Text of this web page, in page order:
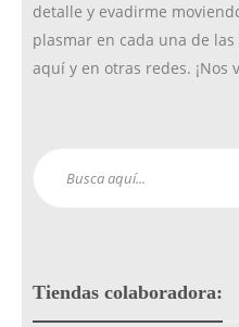
detalle y evadirme
plasmar en cada una de
aquí y en otras redes. ¡Nos
Tiendas colaboradora: